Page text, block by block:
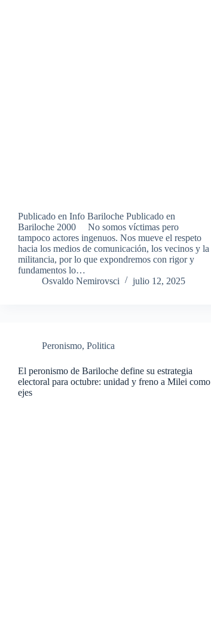
Publicado en Info Bariloche Publicado en
Bariloche 2000 No somos víctimas pero
tampoco actores ingenuos. Nos mueve el respeto
hacia los medios de comunicación, los vecinos y la
militancia, por lo que expondremos con rigor y
fundamentos lo…
Osvaldo Nemirovsci
julio 12, 2025
Peronismo, Politica
El peronismo de Bariloche define su estrategia
electoral para octubre: unidad y freno a Milei como
ejes